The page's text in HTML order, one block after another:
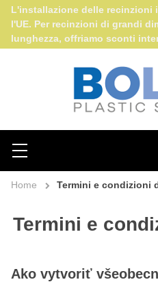
Search
Menu
L'installazione delle
l'UE. Per recinzioni di grandi
lunghezza, offriamo sconti
Home Termini e condizioni
Termini e
Ako vytvoriť